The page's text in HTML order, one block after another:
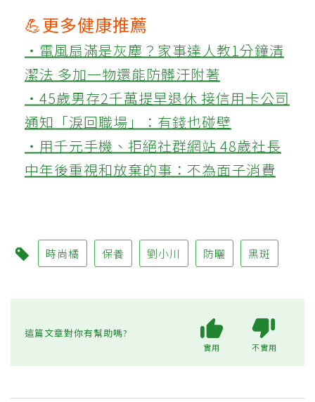
💪更多健康推薦
‧電風扇滿是灰塵？家事達人教1分鐘清
潔法 多加一物還能防髒汙附著
‧45歲男存2千萬提早退休 接信用卡公司
通知「淚回職場」：有錢也碰壁
‧用千元手機、拒絕社群網站 48歲社長
中年後重視和放棄的事：不為面子消費
時尚橘 保養 劉小川 防曬 黑斑
這篇文章對你有幫助嗎?
實用 不實用